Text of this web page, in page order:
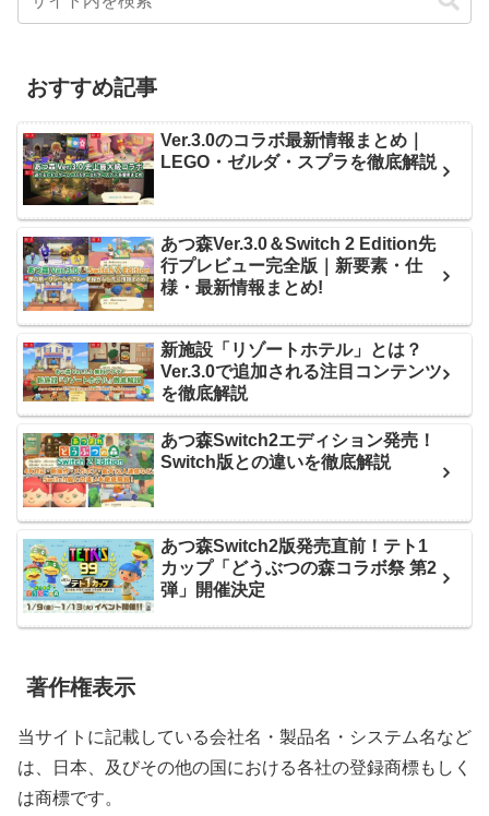
おすすめ記事
Ver.3.0のコラボ最新情報まとめ｜
LEGO・ゼルダ・スプラを徹底解説
あつ森Ver.3.0＆Switch 2 Edition先
行プレビュー完全版｜新要素・仕
様・最新情報まとめ!
新施設「リゾートホテル」とは？
Ver.3.0で追加される注目コンテンツ
を徹底解説
あつ森Switch2エディション発売！
Switch版との違いを徹底解説
あつ森Switch2版発売直前！テト1
カップ「どうぶつの森コラボ祭 第2
弾」開催決定
著作権表示
当サイトに記載している会社名・製品名・システム名など
は、日本、及びその他の国における各社の登録商標もしく
は商標です。